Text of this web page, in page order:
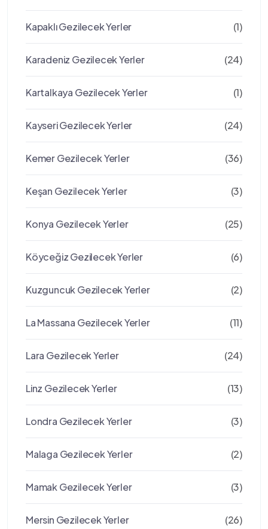
Kapaklı Gezilecek Yerler (1)
Karadeniz Gezilecek Yerler (24)
Kartalkaya Gezilecek Yerler (1)
Kayseri Gezilecek Yerler (24)
Kemer Gezilecek Yerler (36)
Keşan Gezilecek Yerler (3)
Konya Gezilecek Yerler (25)
Köyceğiz Gezilecek Yerler (6)
Kuzguncuk Gezilecek Yerler (2)
La Massana Gezilecek Yerler (11)
Lara Gezilecek Yerler (24)
Linz Gezilecek Yerler (13)
Londra Gezilecek Yerler (3)
Malaga Gezilecek Yerler (2)
Mamak Gezilecek Yerler (3)
Mersin Gezilecek Yerler (26)